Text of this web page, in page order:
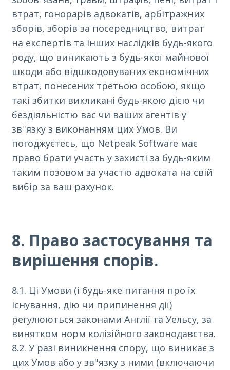
втрат, гонорарів адвокатів, арбітражних
зборів, зборів за посередництво, витрат
на експертів та інших наслідків будь-якого
роду, що виникають з будь-якої майнової
шкоди або відшкодовуваних економічних
втрат, понесених третьою особою, якщо
такі збитки викликані будь-якою дією чи
бездіяльністю вас чи ваших агентів у
зв''язку з виконанням цих Умов. Ви
погоджуєтесь, що Netpeak Software має
право брати участь у захисті за будь-яким
таким позовом за участю адвоката на свій
вибір за ваш рахунок.
8. Право застосування та
вирішення спорів.
8.1. Ці Умови (і будь-яке питання про їх
існування, дію чи припинення дії)
регулюються законами Англії та Уельсу, за
винятком норм колізійного законодавства.
8.2. У разі виникнення спору, що виникає з
цих Умов або у зв''язку з ними (включаючи